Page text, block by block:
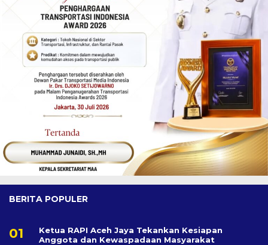
BERITA POPULER
Ketua RAPI Aceh Jaya Tekankan Kesiapan
Anggota dan Kewaspadaan Masyarakat